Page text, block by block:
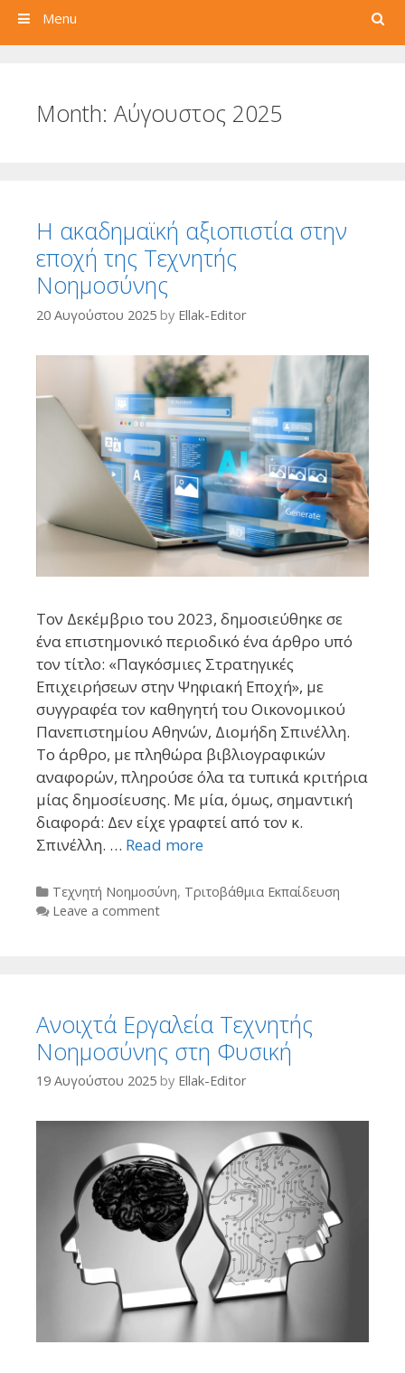
Search
Menu
Month: Αύγουστος 2025
Η ακαδημαϊκή αξιοπιστία στην
εποχή της Τεχνητής
Νοημοσύνης
20 Αυγούστου 2025 by Ellak-Editor
Τον Δεκέμβριο του 2023, δημοσιεύθηκε σε
ένα επιστημονικό περιοδικό ένα άρθρο υπό
τον τίτλο: «Παγκόσμιες Στρατηγικές
Επιχειρήσεων στην Ψηφιακή Εποχή», με
συγγραφέα τον καθηγητή του Οικονομικού
Πανεπιστημίου Αθηνών, Διομήδη Σπινέλλη.
Το άρθρο, με πληθώρα βιβλιογραφικών
αναφορών, πληρούσε όλα τα τυπικά κριτήρια
μίας δημοσίευσης. Με μία, όμως, σημαντική
διαφορά: Δεν είχε γραφτεί από τον κ.
Σπινέλλη. … Read more
Categories
Τεχνητή Νοημοσύνη, Τριτοβάθμια Εκπαίδευση
Leave a comment
Ανοιχτά Εργαλεία Τεχνητής
Νοημοσύνης στη Φυσική
19 Αυγούστου 2025 by Ellak-Editor